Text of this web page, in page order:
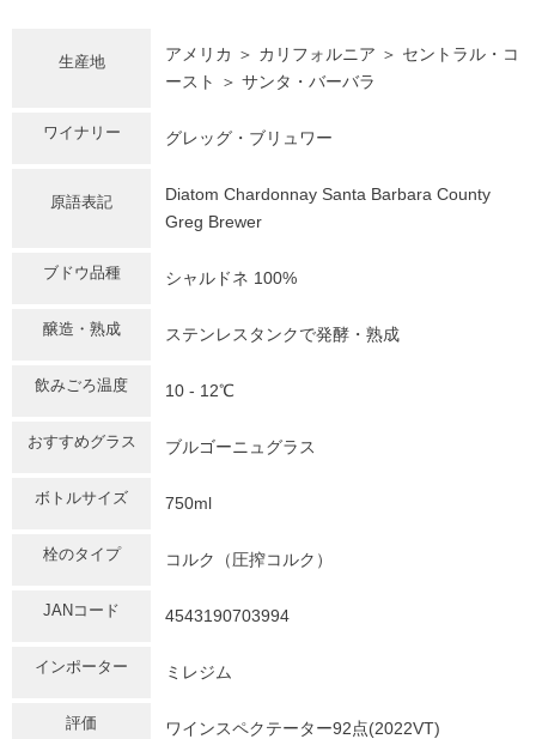
生産地
アメリカ ＞ カリフォルニア ＞ セントラル・コ
ースト ＞ サンタ・バーバラ
ワイナリー グレッグ・ブリュワー
原語表記
Diatom Chardonnay Santa Barbara County
Greg Brewer
ブドウ品種 シャルドネ 100%
醸造・熟成 ステンレスタンクで発酵・熟成
飲みごろ温度 10 - 12℃
おすすめグラス ブルゴーニュグラス
ボトルサイズ 750ml
栓のタイプ コルク（圧搾コルク）
JANコード 4543190703994
インポーター ミレジム
評価 ワインスペクテーター92点(2022VT)